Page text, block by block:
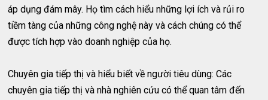
áp dụng đám mây. Họ tìm cách hiểu những lợi ích và rủi ro
tiềm tàng của những công nghệ này và cách chúng có thể
được tích hợp vào doanh nghiệp của họ.
Chuyên gia tiếp thị và hiểu biết về người tiêu dùng: Các
chuyên gia tiếp thị và nhà nghiên cứu có thể quan tâm đến